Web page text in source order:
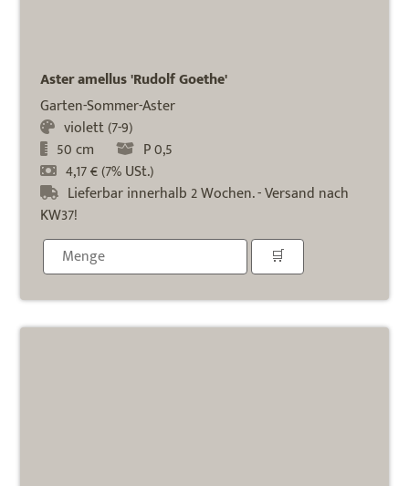
Aster amellus 'Rudolf Goethe'
Garten-Sommer-Aster
violett (7-9)
50 cm
P 0,5
4,17 € (7% USt.)
Lieferbar innerhalb 2 Wochen. - Versand nach
KW37!